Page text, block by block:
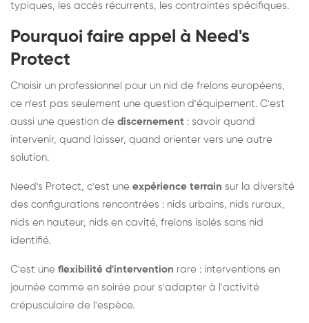
typiques, les accès récurrents, les contraintes spécifiques.
Pourquoi faire appel à Need's
Protect
Choisir un professionnel pour un nid de frelons européens,
ce n'est pas seulement une question d'équipement. C'est
aussi une question de discernement : savoir quand
intervenir, quand laisser, quand orienter vers une autre
solution.
Need's Protect, c'est une expérience terrain sur la diversité
des configurations rencontrées : nids urbains, nids ruraux,
nids en hauteur, nids en cavité, frelons isolés sans nid
identifié.
C'est une flexibilité d'intervention rare : interventions en
journée comme en soirée pour s'adapter à l'activité
crépusculaire de l'espèce.